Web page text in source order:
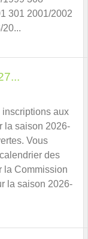
301 2001/2002
20...
aux
la saison 2026-
Vous
des
la Commission
la saison 2026-